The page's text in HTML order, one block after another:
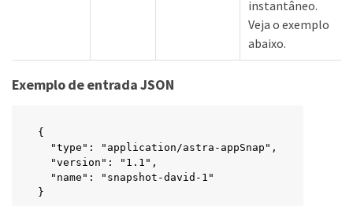
instantâneo.
Veja o exemplo
abaixo.
Exemplo de entrada JSON
{
  "type": "application/astra-appSnap",
  "version": "1.1",
  "name": "snapshot-david-1"
}